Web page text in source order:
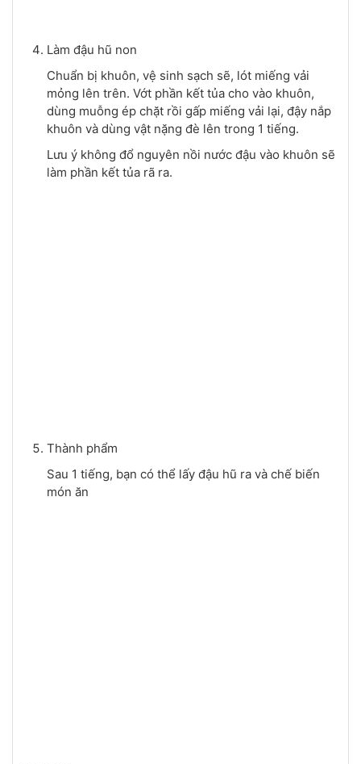
Làm đậu hũ non
Chuẩn bị khuôn, vệ sinh sạch sẽ, lót miếng vải
mỏng lên trên. Vớt phần kết tủa cho vào khuôn,
dùng muỗng ép chặt rồi gấp miếng vải lại, đậy nắp
khuôn và dùng vật nặng đè lên trong 1 tiếng.
Lưu ý không đổ nguyên nồi nước đậu vào khuôn sẽ
làm phần kết tủa rã ra.
Thành phẩm
Sau 1 tiếng, bạn có thể lấy đậu hũ ra và chế biến
món ăn